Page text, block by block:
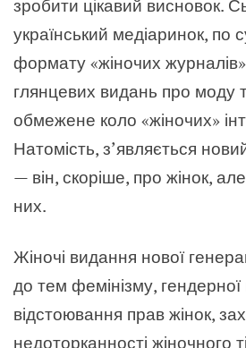
зробити цікавий висновок.
український медіаринок, по
формату «жіночих журналів»
глянцевих видань про моду
обмежене коло «жіночих»
Натомість, з’являється
— він, скоріше, про жінок,
них.
Жіночі видання нової
до тем фемінізму, гендерної
відстоювання прав жінок,
недоторканності жіночного